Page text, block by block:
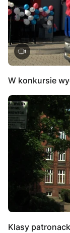
W konkursie
Klasy